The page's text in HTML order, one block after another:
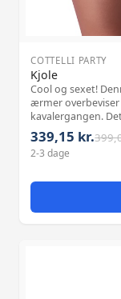
COTTELLI PARTY
Kjole
Cool og sexet!
ærmer
kavalergangen.
stramt og
Materiale: 92%
339,15 kr.
2-3 dage